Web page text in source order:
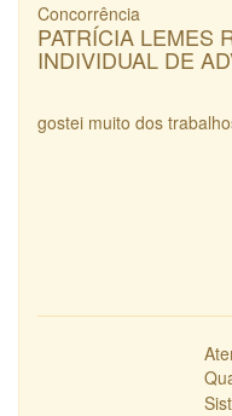
Concorrência
PATRÍCIA LEMES
INDIVIDUAL DE
gostei muito dos